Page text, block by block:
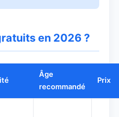
en 2026 ?
Âge
recommandé
Prix